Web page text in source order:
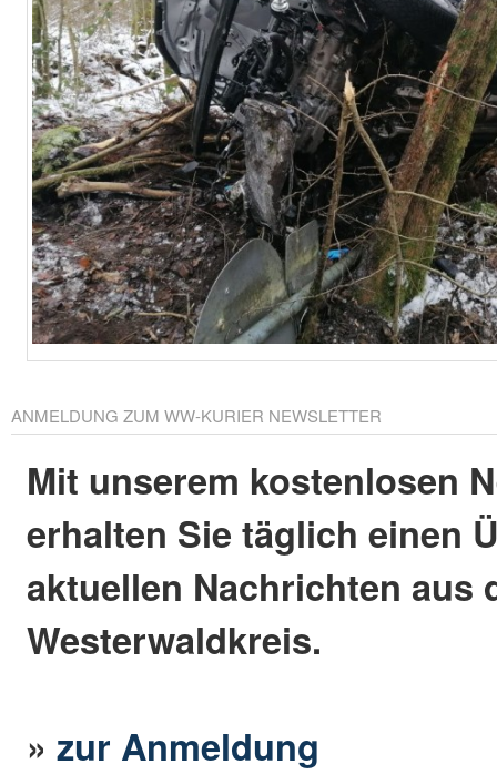
ANMELDUNG ZUM WW-KURIER NEWSLETTER
Mit unserem kostenlosen
erhalten Sie täglich einen
aktuellen Nachrichten aus
Westerwaldkreis.
»zur Anmeldung